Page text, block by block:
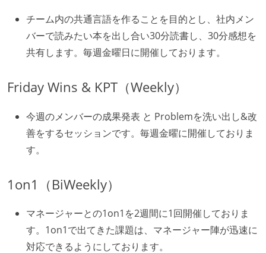
チーム内の共通言語を作ることを目的とし、社内メン
バーで読みたい本を出し合い30分読書し、30分感想を
共有します。毎週金曜日に開催しております。
Friday Wins & KPT（Weekly）
今週のメンバーの成果発表 と Problemを洗い出し&改
善をするセッションです。毎週金曜に開催しておりま
す。
1on1（BiWeekly）
マネージャーとの1on1を2週間に1回開催しておりま
す。1on1で出てきた課題は、マネージャー陣が迅速に
対応できるようにしております。